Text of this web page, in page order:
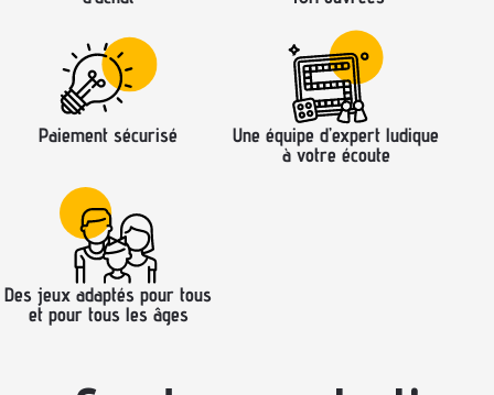
Paiement sécurisé
Une équipe d’expert ludique
à votre écoute
Des jeux adaptés pour tous
et pour tous les âges